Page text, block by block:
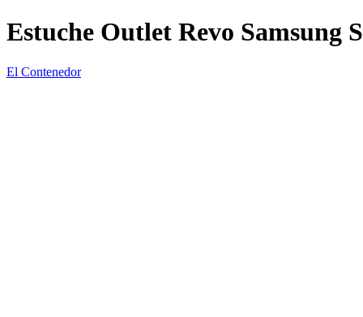
Estuche Outlet Revo Samsung
El Contenedor